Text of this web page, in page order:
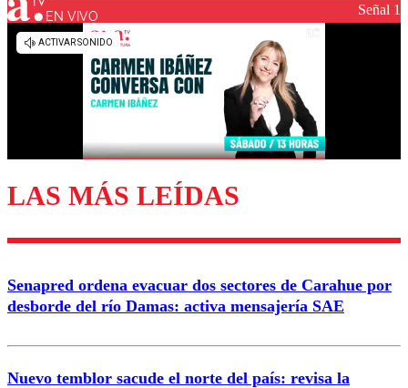
Los comentarios son moderados para garantizar un
diálogo respetuoso.
Enviar comentario
EN VIVO Señal 1
LAS MÁS LEÍDAS
Senapred ordena evacuar dos sectores de Carahue por
desborde del río Damas: activa mensajería SAE
Nuevo temblor sacude el norte del país: revisa la